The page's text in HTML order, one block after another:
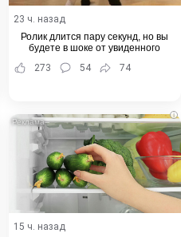
23 ч. назад
Ролик длится пару секунд, но вы
будете в шоке от увиденного
273
54 74
i
15 ч. назад